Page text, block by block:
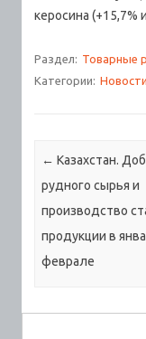
керосина (+15,7%
Раздел: Товарные
Категории: Новости
Навигация по
← Казахстан.
рудного сырья и
производство
продукции в
феврале